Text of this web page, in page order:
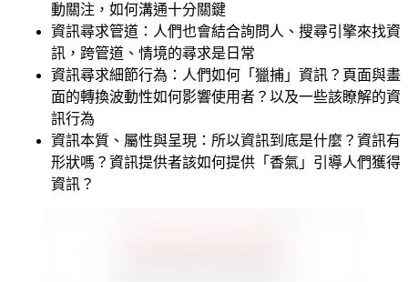
動關注，如何溝通十分關鍵
資訊尋求管道：人們也會結合詢問人、搜尋引擎來找資
訊，跨管道、情境的尋求是日常
資訊尋求細節行為：人們如何「獵捕」資訊？頁面與畫
面的轉換波動性如何影響使用者？以及一些該瞭解的資
訊行為
資訊本質、屬性與呈現：所以資訊到底是什麼？資訊有
形狀嗎？資訊提供者該如何提供「香氣」引導人們獲得
資訊？